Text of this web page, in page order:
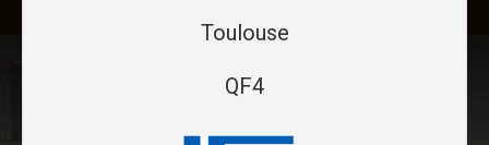
Toulouse
QF4